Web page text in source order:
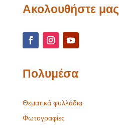
Ακολουθήστε μας
Πολυμέσα
Θεματικά φυλλάδια
Φωτογραφίες